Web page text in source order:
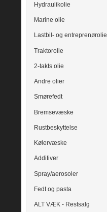
Hydraulikolie
Marine olie
Lastbil- og entreprenørolie
Traktorolie
2-takts olie
Andre olier
Smørefedt
Bremsevæske
Rustbeskyttelse
Kølervæske
Additiver
Spray/aerosoler
Fedt og pasta
ALT VÆK - Restsalg